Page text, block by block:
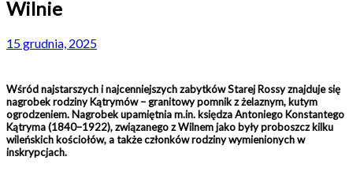
Wilnie
15 grudnia, 2025
Wśród najstarszych i najcenniejszych zabytków Starej Rossy znajduje się
nagrobek rodziny Kątrymów – granitowy pomnik z żelaznym, kutym
ogrodzeniem. Nagrobek upamiętnia m.in. księdza Antoniego Konstantego
Kątryma (1840–1922), związanego z Wilnem jako były proboszcz kilku
wileńskich kościołów, a także członków rodziny wymienionych w
inskrypcjach.